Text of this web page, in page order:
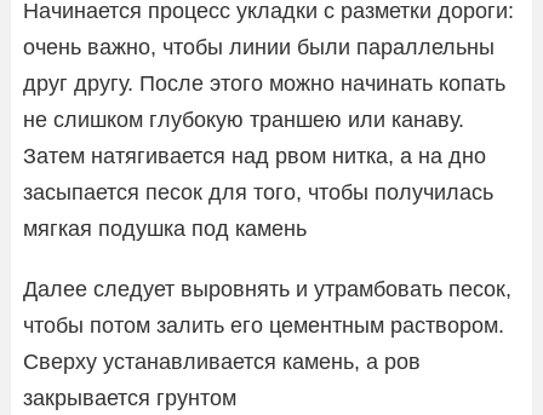
Начинается процесс укладки с разметки дороги:
очень важно, чтобы линии были параллельны
друг другу. После этого можно начинать копать
не слишком глубокую траншею или канаву.
Затем натягивается над рвом нитка, а на дно
засыпается песок для того, чтобы получилась
мягкая подушка под камень
Далее следует выровнять и утрамбовать песок,
чтобы потом залить его цементным раствором.
Сверху устанавливается камень, а ров
закрывается грунтом